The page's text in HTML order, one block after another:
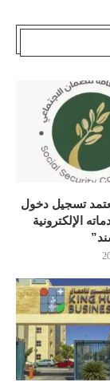
تسجيل دخول
الإلكترونية